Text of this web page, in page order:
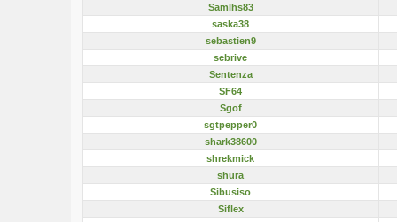
Samlhs83
saska38
sebastien9
sebrive
Sentenza
SF64
Sgof
sgtpepper0
shark38600
shrekmick
shura
Sibusiso
Siflex